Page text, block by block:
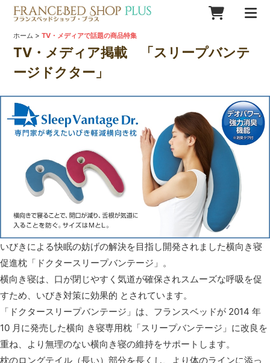
ホーム >TV・メディアで話題の商品特集
TV・メディア掲載 「スリープバンテ
ージドクター」
いびきによる快眠の妨げの解決を目指し開発されました横向き寝
促進枕「ドクタースリープバンテージ」。
横向き寝は、口が閉じやすく気道が確保されスムーズな呼吸を促
すため、いびき対策に効果的 とされています。
「ドクタースリープバンテージ」は、フランスベッドが 2014 年
10 月に発売した横向 き寝専用枕「スリープバンテージ」に改良を
重ね、より無理のない横向き寝の維持をサポートします。
枕のロングテイル（長い）部分を長くし、より体のラインに添っ